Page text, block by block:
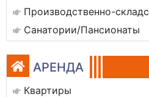
Производственно-
Санатории/Пансионаты
АРЕНДА
Квартиры